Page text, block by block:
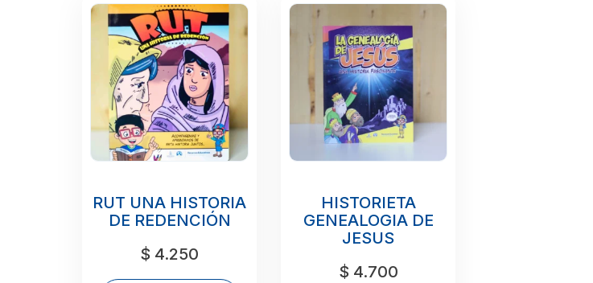
RUT UNA HISTORIA
DE REDENCIÓN
$ 4.250
HISTORIETA
GENEALOGIA DE
JESUS
$ 4.700